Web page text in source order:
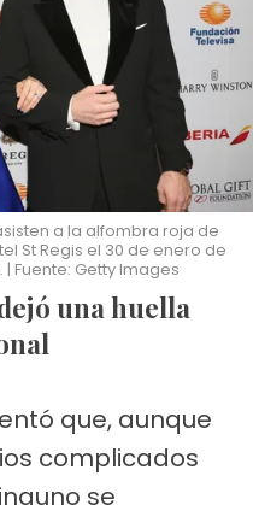
a la alfombra roja de
St Regis el 30 de enero de
Fuente: Getty Images
que, aunque
complicados
se